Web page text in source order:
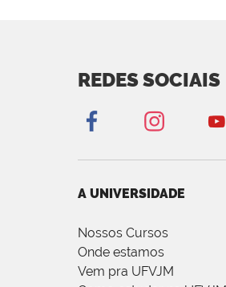
REDES SOCIAIS
A UNIVERSIDADE
Nossos Cursos
Onde estamos
Vem pra UFVJM